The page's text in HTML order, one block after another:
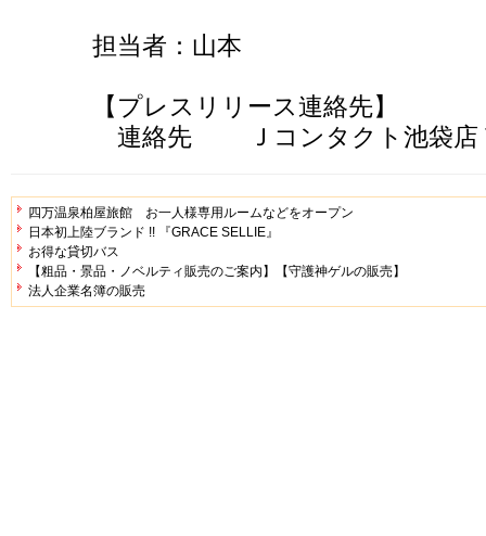
担当者：山本
【プレスリリース連絡先】
連絡先 Ｊコンタクト池袋店
四万温泉柏屋旅館 お一人様専用ルームなどをオープン
日本初上陸ブランド !! 『GRACE SELLIE』
お得な貸切バス
【粗品・景品・ノベルティ販売のご案内】【守護神ゲルの販売】
法人企業名簿の販売